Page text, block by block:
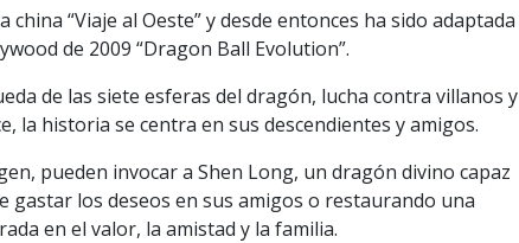
“Viaje al Oeste” y desde entonces ha sido adaptada
de 2009 “Dragon Ball Evolution”.
de las siete esferas del dragón, lucha contra villanos y
la historia se centra en sus descendientes y amigos.
pueden invocar a Shen Long, un dragón divino capaz
gastar los deseos en sus amigos o restaurando una
en el valor, la amistad y la familia.